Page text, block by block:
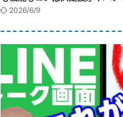
2026/6/9